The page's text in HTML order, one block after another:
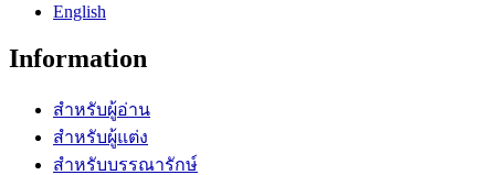
English
Information
สำหรับผู้อ่าน
สำหรับผู้แต่ง
สำหรับบรรณารักษ์